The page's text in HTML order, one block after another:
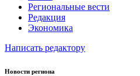
Региональные вести
Редакция
Экономика
Написать редактору
Новости региона